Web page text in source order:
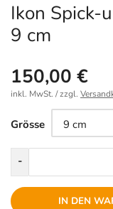
Ikon Spick-
9 cm
150,00 €
inkl. MwSt. / zzgl.
Grösse
Größe
-
IN DEN